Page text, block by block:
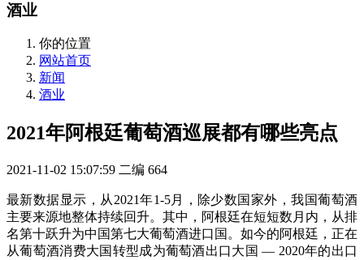
酒业
你的位置
网站首页
新闻
酒业
2021年阿根廷葡萄酒巡展都有哪些亮点
2021-11-02 15:07:59 二编 664
最新数据显示，从2021年1-5月，除少数国家外，我国葡萄酒
主要来源地整体持续回升。其中，阿根廷在短短数月内，从排
名第十跃升为中国第七大葡萄酒进口国。如今的阿根廷，正在
从葡萄酒消费大国转型成为葡萄酒出口大国 — 2020年的出口